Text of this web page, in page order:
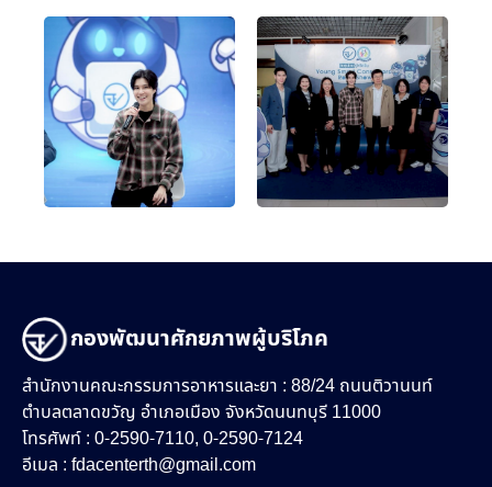
กองพัฒนาศักยภาพผู้บริโภค
สำนักงานคณะกรรมการอาหารและยา : 88/24 ถนนติวานนท์
ตำบลตลาดขวัญ อำเภอเมือง จังหวัดนนทบุรี 11000
โทรศัพท์ : 0-2590-7110, 0-2590-7124
อีเมล : fdacenterth@gmail.com